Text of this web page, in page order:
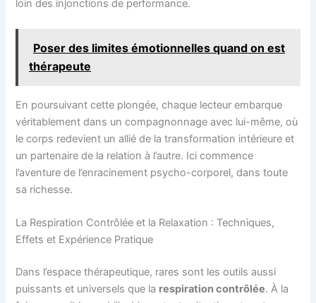
loin des injonctions de performance.
Poser des limites émotionnelles quand on est
thérapeute
En poursuivant cette plongée, chaque lecteur embarque
véritablement dans un compagnonnage avec lui-même, où
le corps redevient un allié de la transformation intérieure et
un partenaire de la relation à l’autre. Ici commence
l’aventure de l’enracinement psycho-corporel, dans toute
sa richesse.
La Respiration Contrôlée et la Relaxation : Techniques,
Effets et Expérience Pratique
Dans l’espace thérapeutique, rares sont les outils aussi
puissants et universels que la respiration contrôlée. À la